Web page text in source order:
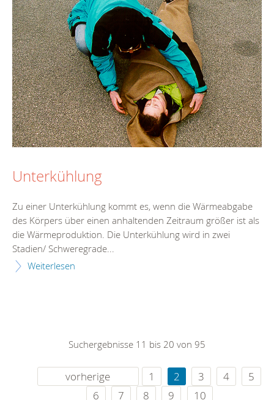
Unterkühlung
Zu einer Unterkühlung kommt es, wenn die Wärmeabgabe
des Körpers über einen anhaltenden Zeitraum größer ist als
die Wärmeproduktion. Die Unterkühlung wird in zwei
Stadien/ Schweregrade...
Weiterlesen
Suchergebnisse 11 bis 20 von 95
vorherige 1 2 3 4
5
6
7 8 9
10